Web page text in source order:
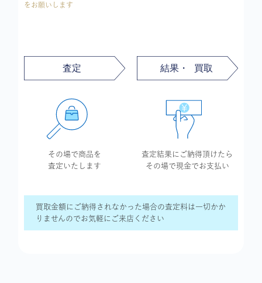
をお願いします
その場で商品を
査定いたします
査定結果に ご納得頂けたら
その場で現金で お支払い
買取金額にご納得されなかった場合の査定料は一切かか
りませんのでお気軽にご来店ください